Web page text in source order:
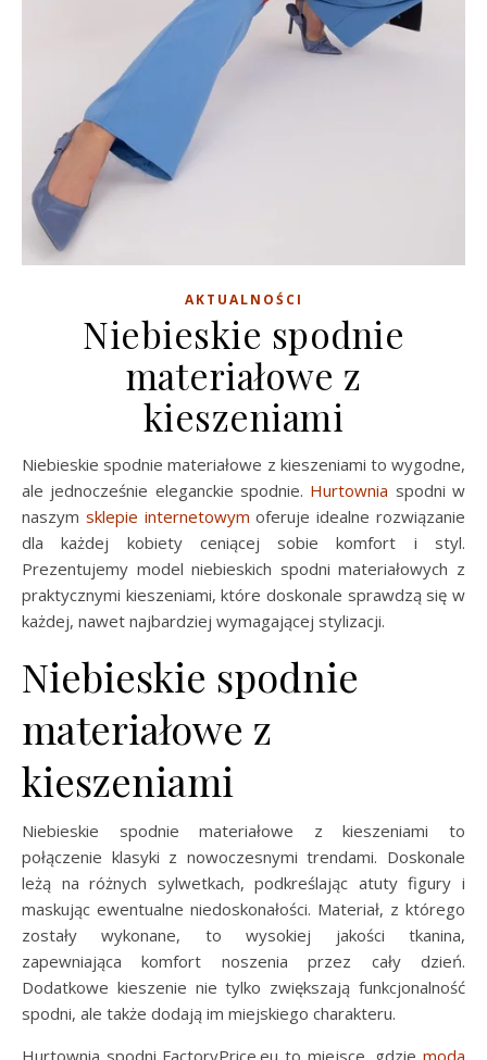
AKTUALNOŚCI
Niebieskie spodnie
materiałowe z
kieszeniami
Niebieskie spodnie materiałowe z kieszeniami to wygodne,
ale jednocześnie eleganckie spodnie. Hurtownia spodni w
naszym sklepie internetowym oferuje idealne rozwiązanie
dla każdej kobiety ceniącej sobie komfort i styl.
Prezentujemy model niebieskich spodni materiałowych z
praktycznymi kieszeniami, które doskonale sprawdzą się w
każdej, nawet najbardziej wymagającej stylizacji.
Niebieskie spodnie
materiałowe z
kieszeniami
Niebieskie spodnie materiałowe z kieszeniami to
połączenie klasyki z nowoczesnymi trendami. Doskonale
leżą na różnych sylwetkach, podkreślając atuty figury i
maskując ewentualne niedoskonałości. Materiał, z którego
zostały wykonane, to wysokiej jakości tkanina,
zapewniająca komfort noszenia przez cały dzień.
Dodatkowe kieszenie nie tylko zwiększają funkcjonalność
spodni, ale także dodają im miejskiego charakteru.